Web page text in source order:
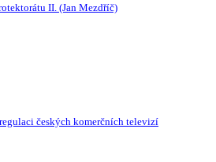
II. (Jan Mezdříč)
českých komerčních televizí